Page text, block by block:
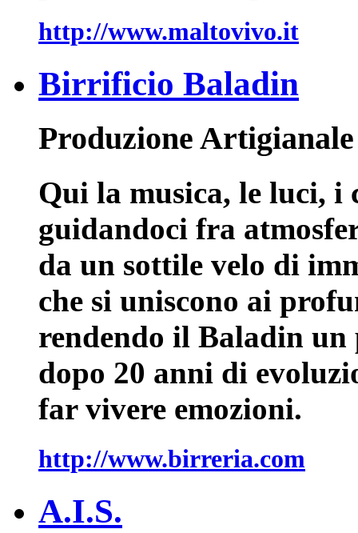
http://www.maltovivo.it
Birrificio Baladin
Produzione Artigianale
Qui la musica, le luci, i
guidandoci fra
da un sottile velo di
che si uniscono ai
rendendo il Baladin un
dopo 20 anni di
far vivere emozioni.
http://www.birreria.com
A.I.S.